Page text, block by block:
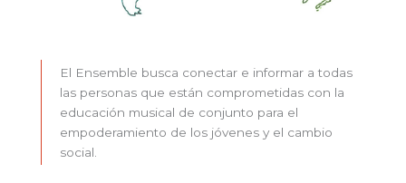
El Ensemble busca conectar e informar a todas
las personas que están comprometidas con la
educación musical de conjunto para el
empoderamiento de los jóvenes y el cambio
social.